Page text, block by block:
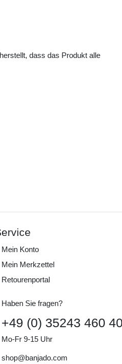
dass das Produkt alle
Mein Konto
Mein Merkzettel
Retourenportal
Haben Sie fragen?
+49 (0) 35243 460
Mo-Fr 9-15 Uhr
shop@banjado.com